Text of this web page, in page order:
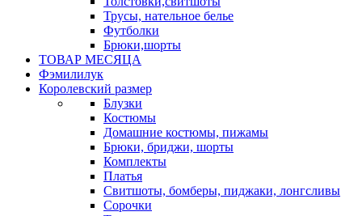
Трусы, нательное белье
Футболки
Брюки,шорты
ТОВАР МЕСЯЦА
Фэмилилук
Королевский размер
Блузки
Костюмы
Домашние костюмы, пижамы
Брюки, бриджи, шорты
Комплекты
Платья
Свитшоты, бомберы, пиджаки, лонгсливы
Сорочки